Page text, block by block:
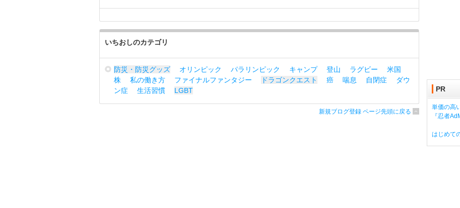
いちおしのカテゴリ
防災・防災グッズ オリンピック パラリンピック キャンプ 登山 ラグビー
米国
株
私の働き方 ファイナルファンタジー ドラゴンクエスト 癌 喘息 自閉症
ダウ
ン症
生活習慣 LGBT
新規ブログ登録 ページ先頭に戻る
PR
単価の高
『忍者
はじめて